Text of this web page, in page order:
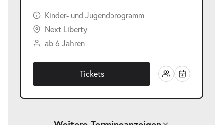
Kinder- und Jugendprogramm
Next Liberty
ab 6 Jahren
Tickets